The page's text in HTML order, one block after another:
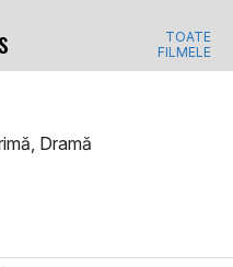
TOATE
FILMELE
Dramă